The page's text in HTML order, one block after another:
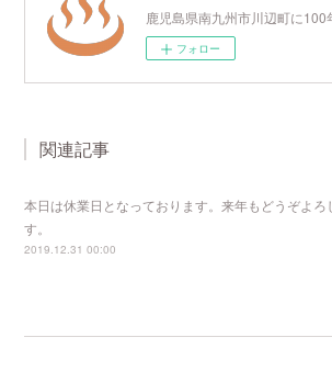
鹿児島県南九州市川辺町に
フォロー
関連記事
本日は休業日となっております。来年もどうぞよろ
す。
2019.12.31 00:00